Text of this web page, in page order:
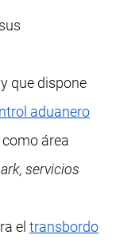
que dispone
aduanero
área
servicios
eltransbordo